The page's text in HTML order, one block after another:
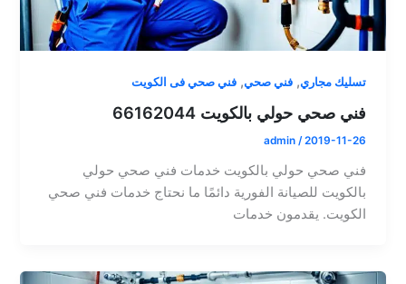
تسليك مجاري,فني صحي,فني صحي فى الكويت
فني صحي حولي بالكويت 66162044
admin /2019-11-26
فني صحي حولي بالكويت خدمات فني صحي حولي
بالكويت للصيانة الفورية دائمًا ما نحتاج خدمات فني صحي
الكويت. يقدمون خدمات